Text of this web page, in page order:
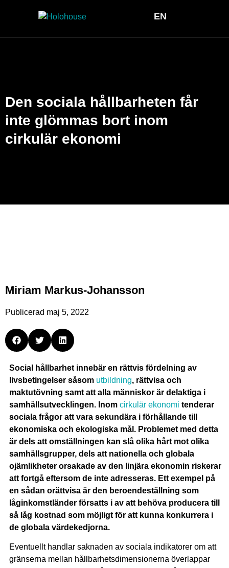
EN
Den sociala hållbarheten får
inte glömmas bort inom
cirkulär ekonomi
Miriam Markus-Johansson
Publicerad maj 5, 2022
Social hållbarhet innebär en rättvis fördelning av
livsbetingelser såsom utbildning, rättvisa och
maktutövning samt att alla människor är delaktiga i
samhällsutvecklingen. Inom cirkulär ekonomi tenderar
sociala frågor att vara sekundära i förhållande till
ekonomiska och ekologiska mål. Problemet med detta
är dels att omställningen kan slå olika hårt mot olika
samhällsgrupper, dels att nationella och globala
ojämlikheter orsakade av den linjära ekonomin riskerar
att fortgå eftersom de inte adresseras. Ett exempel på
en sådan orättvisa är den beroendeställning som
låginkomstländer försatts i av att behöva producera till
så låg kostnad som möjligt för att kunna konkurrera i
de globala värdekedjorna.
Eventuellt handlar saknaden av sociala indikatorer om att
gränserna mellan hållbarhetsdimensionerna överlappar